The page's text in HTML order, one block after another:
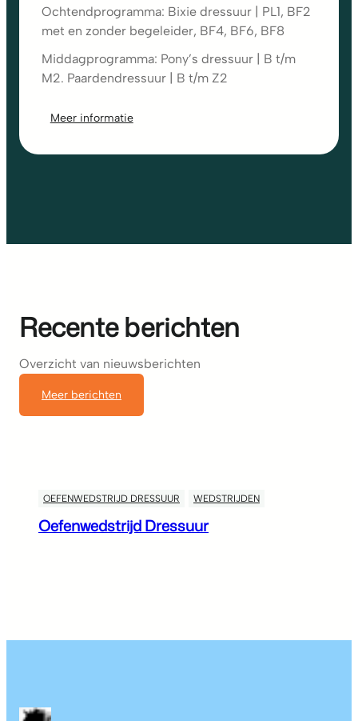
Ochtendprogramma: Bixie dressuur | PL1, BF2
met en zonder begeleider, BF4, BF6, BF8
Middagprogramma: Pony’s dressuur | B t/m
M2. Paardendressuur | B t/m Z2
Meer informatie
Recente berichten
Overzicht van nieuwsberichten
Meer berichten
OEFENWEDSTRIJD DRESSUUR WEDSTRIJDEN
Oefenwedstrijd Dressuur